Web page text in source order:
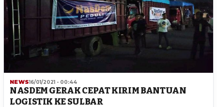
NEWS16/01/2021 - 00:44
NASDEM GERAK CEPAT KIRIM BANTUAN
LOGISTIK KE SULBAR